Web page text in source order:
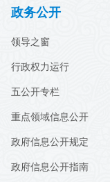
政务公开
领导之窗
行政权力运行
五公开专栏
重点领域信息公开
政府信息公开规定
政府信息公开指南